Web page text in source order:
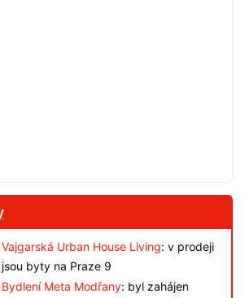
Vajgarská Urban House Living: v prodeji
jsou byty na Praze 9
Bydlení Meta Modřany: byl zahájen